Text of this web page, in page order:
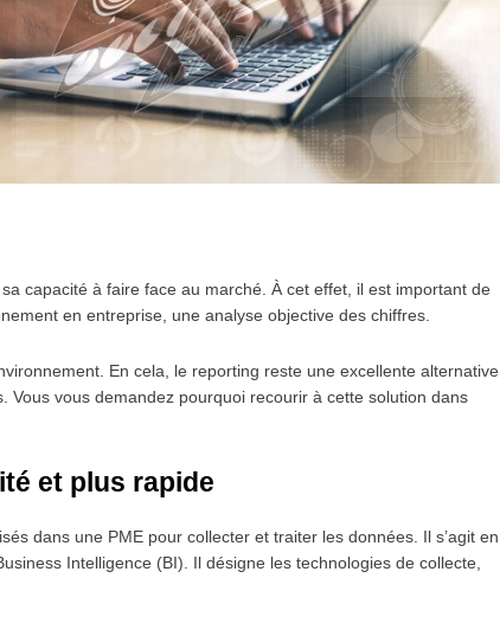
capacité à faire face au marché. À cet effet, il est important de
en entreprise, une analyse objective des chiffres.
En cela, le reporting reste une excellente alternative
Vous vous demandez pourquoi recourir à cette solution dans
et plus rapide
dans une PME pour collecter et traiter les données. Il s’agit en
Intelligence (BI). Il désigne les technologies de collecte,